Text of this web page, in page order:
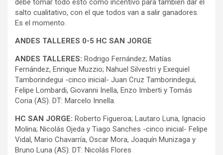
debe tomar todo esto como incentivo para también dar el
salto cualitativo, con el que todos van a salir ganadores.
Es el momento.
ANDES TALLERES 0-5 HC SAN JORGE
ANDES TALLERES: Rodrigo Fernández; Matías
Fernández, Enrique Muzzio; Nahuel Silvestri y Exequiel
Tamborindegui -cinco inicial- Juan Cruz Tamborindegui,
Felipe Lombardi, Giovanni Inella, Enzo Imberti y Tomás
Coria (AS). DT: Marcelo Innella.
HC SAN JORGE: Roberto Figueroa; Lautaro Luna, Ignacio
Molina; Nicolás Ojeda y Tiago Sanches -cinco inicial- Felipe
Vidal, Mario Chavarría, Oscar Mora, Joaquín Munizaga y
Bruno Luna (AS). DT: Nicolás Flores